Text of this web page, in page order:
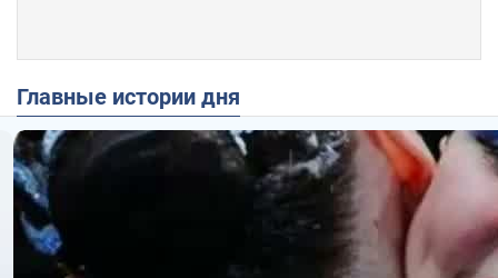
Главные истории дня